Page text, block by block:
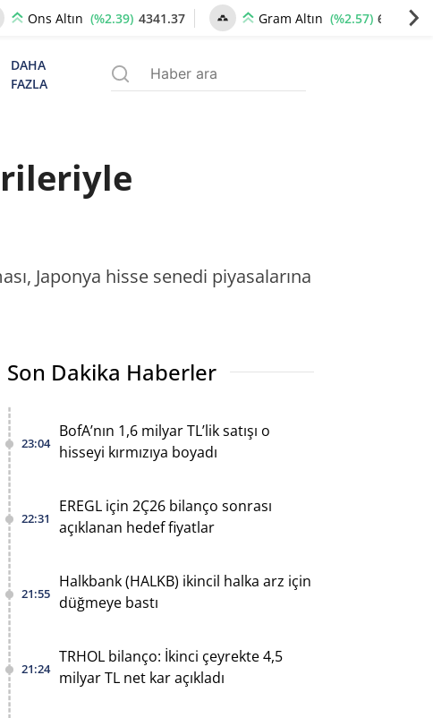
Ons Altın (%2.39) 4341.37 Gram Altın (%2.57) 6659.77
DAHA
FAZLA
Japonya hisse senedi piyasalarına
Son Dakika Haberler
23:04
BofA’nın 1,6 milyar TL’lik satışı o
hisseyi kırmızıya boyadı
22:31
EREGL için 2Ç26 bilanço sonrası
açıklanan hedef fiyatlar
21:55
Halkbank (HALKB) ikincil halka arz için
düğmeye bastı
21:24
TRHOL bilanço: İkinci çeyrekte 4,5
milyar TL net kar açıkladı